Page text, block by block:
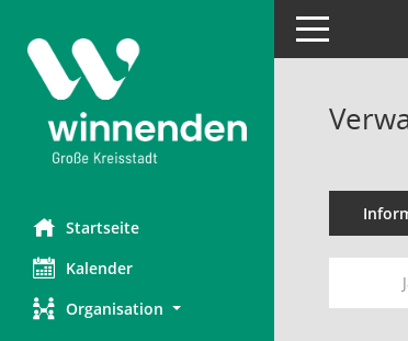
Startseite
Kalender
Organisation
Toggle